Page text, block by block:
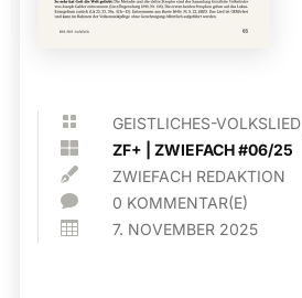
 GEISTLICHES-VOLKSLIED
 ZF+ |ZWIEFACH #06/25
 ZWIEFACH REDAKTION
 0 KOMMENTAR(E)
 7. NOVEMBER 2025